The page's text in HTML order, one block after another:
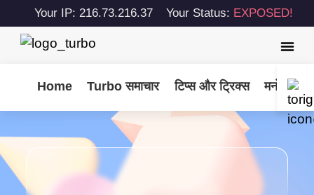
Your IP: 216.73.216.37 Your Status: EXPOSED!
Home Turbo समाचार टिप्स और ट्रिक्स मनोरंजन